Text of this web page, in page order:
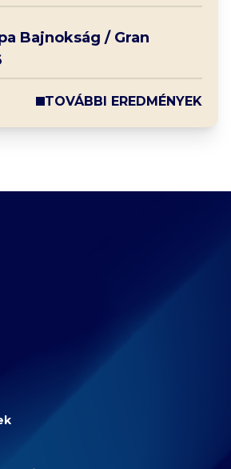
Bajnokság / Gran
TOVÁBBI EREDMÉNYEK